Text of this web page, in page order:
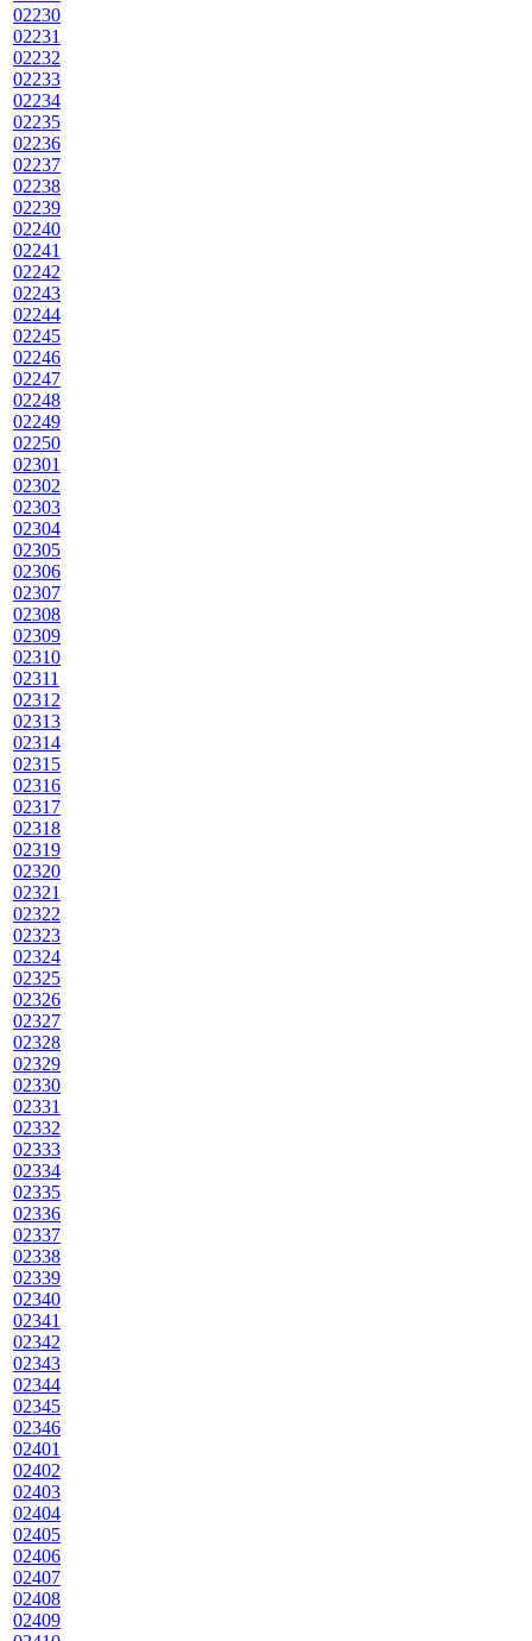
02230
02231
02232
02233
02234
02235
02236
02237
02238
02239
02240
02241
02242
02243
02244
02245
02246
02247
02248
02249
02250
02301
02302
02303
02304
02305
02306
02307
02308
02309
02310
02311
02312
02313
02314
02315
02316
02317
02318
02319
02320
02321
02322
02323
02324
02325
02326
02327
02328
02329
02330
02331
02332
02333
02334
02335
02336
02337
02338
02339
02340
02341
02342
02343
02344
02345
02346
02401
02402
02403
02404
02405
02406
02407
02408
02409